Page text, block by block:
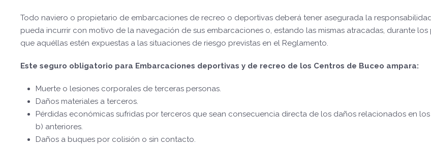
Todo naviero o propietario de embarcaciones de recreo o deportivas deberá tener asegurada la
pueda incurrir con motivo de la navegación de sus embarcaciones o, estando las mismas atracadas, durante los
que aquéllas estén expuestas a las situaciones de riesgo previstas en el Reglamento.
Este seguro obligatorio para Embarcaciones deportivas y de recreo de los Centros de Buceo ampara:
Muerte o lesiones corporales de terceras personas.
Daños materiales a terceros.
Pérdidas económicas sufridas por terceros que sean consecuencia directa de los daños relacionados en
b) anteriores.
Daños a buques por colisión o sin contacto.